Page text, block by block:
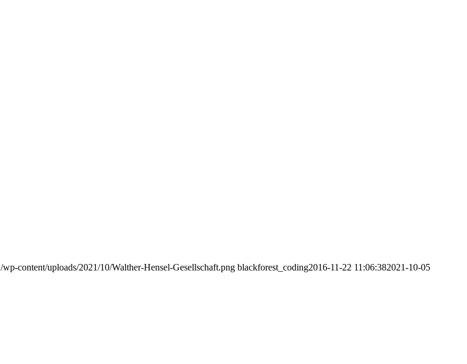
/wp-content/uploads/2021/10/Walther-Hensel-Gesellschaft.png blackforest_coding2016-11-22 11:06:382021-10-05